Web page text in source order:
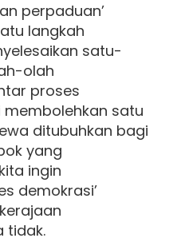
perpaduan’
langkah
satu-
olah
proses
satu
ditubuhkan bagi
yang
ingin
demokrasi’
tidak.